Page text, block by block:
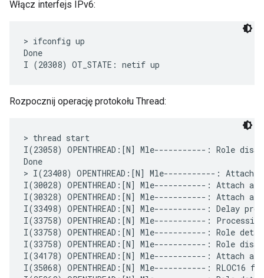
Włącz interfejs IPv6:
> ifconfig up
Done
Rozpocznij operację protokołu Thread:
> thread start
I(23058) OPENTHREAD:[N] Mle-----------: Role
Done
> I(23408) OPENTHREAD:[N] Mle-----------:
I(30028) OPENTHREAD:[N] Mle-----------: Attach
I(30328) OPENTHREAD:[N] Mle-----------: Attach
I(33498) OPENTHREAD:[N] Mle-----------: Delay
I(33758) OPENTHREAD:[N] Mle-----------:
I(33758) OPENTHREAD:[N] Mle-----------: Role
I(33758) OPENTHREAD:[N] Mle-----------: Role
I(34178) OPENTHREAD:[N] Mle-----------: Attach
I(35068) OPENTHREAD:[N] Mle-----------: RLOC16